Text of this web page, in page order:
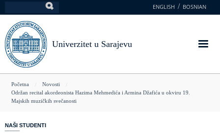
na
glavni
sadržaj
ENGLISH BOSNIAN
Univerzitet u Sarajevu
You
are
Početna
Novosti
Održan recital akordeonista Hazima Mehmedića i Armina Džafića u okviru 19.
Majskih muzičkih svečanosti
NAŠI STUDENTI